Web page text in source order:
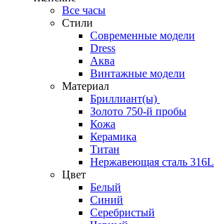
Все часы
Стили
Современные модели
Dress
Аква
Винтажные модели
Материал
Бриллиант(ы)
Золото 750-й пробы
Кожа
Керамика
Титан
Нержавеющая сталь 316L
Цвет
Белый
Синий
Серебристый